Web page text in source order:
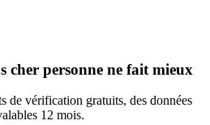
cher personne ne fait mieux
de vérification gratuits, des données
12 mois.